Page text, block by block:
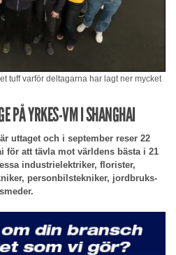
tuff varför deltagarna har lagt ner mycket
PÅ YRKES-VM I SHANGHAI
uttaget och i september reser 22
för att tävla mot världens bästa i 21
industrielektriker, florister,
personbilstekniker, jordbruks-